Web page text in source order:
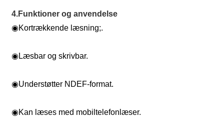
4.Funktioner og anvendelse
◉Kortrækkende læsning;.
◉ Læsbar og skrivbar.
◉Understøtter NDEF-format.
◉Kan læses med mobiltelefonlæser.